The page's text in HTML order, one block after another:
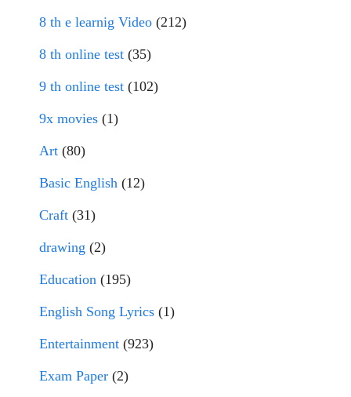
8 th e learnig Video (212)
8 th online test (35)
9 th online test (102)
9x movies (1)
Art (80)
Basic English (12)
Craft (31)
drawing (2)
Education (195)
English Song Lyrics (1)
Entertainment (923)
Exam Paper (2)